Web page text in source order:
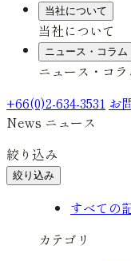
当社について
当社について
ニュース・コラム
ニュース・コラ
+66(0)2-634-3531 お
News ニュース
絞り込み
絞り込み
すべての
カテゴリ